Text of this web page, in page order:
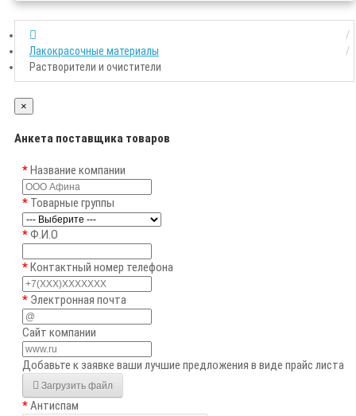
Лакокрасочные материалы
Растворители и очистители
×
Анкета поставщика товаров
Название компании
Товарные группы
Ф.И.О
Контактный номер телефона
Электронная почта
Сайт компании
Добавьте к заявке ваши лучшие предложения в виде прайс листа
Загрузить файл
Антиспам